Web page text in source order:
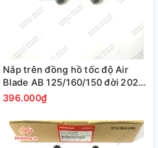
Nắp trên đồng hồ tốc độ Air
Blade AB 125/160/150 đời 2020-
2024
396.000₫